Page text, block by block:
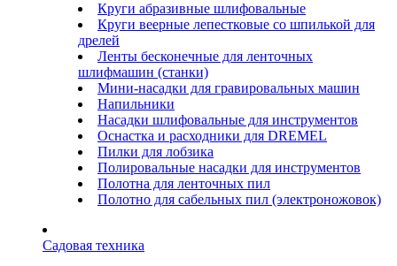
Круги абразивные шлифовальные
Круги веерные лепестковые со шпилькой для
дрелей
Ленты бесконечные для ленточных
шлифмашин (станки)
Мини-насадки для гравировальных машин
Напильники
Насадки шлифовальные для инструментов
Оснастка и расходники для DREMEL
Пилки для лобзика
Полировальные насадки для инструментов
Полотна для ленточных пил
Полотно для сабельных пил (электроножовок)
Садовая техника